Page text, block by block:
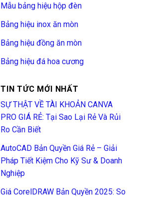
Mẫu bảng hiệu hộp đèn
Bảng hiệu inox ăn mòn
Bảng hiệu đồng ăn mòn
Bảng hiệu đá hoa cương
TIN TỨC MỚI NHẤT
SỰ THẬT VỀ TÀI KHOẢN CANVA
PRO GIÁ RẺ: Tại Sao Lại Rẻ Và Rủi
Ro Cần Biết
AutoCAD Bản Quyền Giá Rẻ – Giải
Pháp Tiết Kiệm Cho Kỹ Sư & Doanh
Nghiệp
Giá CorelDRAW Bản Quyền 2025: So